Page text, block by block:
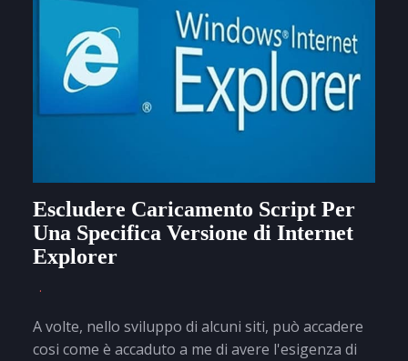
Escludere Caricamento Script Per
Una Specifica Versione di Internet
Explorer
A volte, nello sviluppo di alcuni siti, può accadere
cosi come è accaduto a me di avere l'esigenza di